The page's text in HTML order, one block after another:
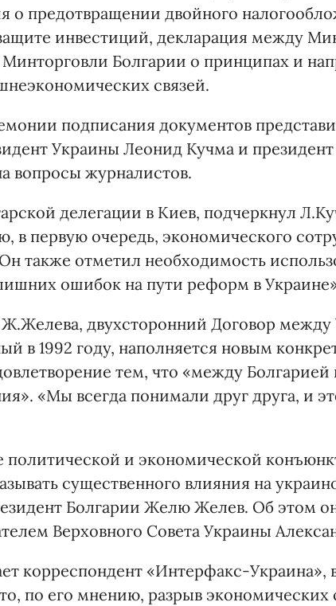
о предотвращении двойного
инвестиций, декларация между
Болгарии о принципах и
связей.
подписания документов
Украины Леонид Кучма и
вопросы журналистов.
делегации в Киев, подчеркнул
в первую очередь, экономического
также отметил необходимость
ошибок на пути реформ в
двухсторонний Договор между
в 1992 году, наполняется новым
тем, что «между
«Мы всегда понимали друг друга, и
политической и экономической
существенного влияния на
Болгарии Желю Желев. Об этом
Верховного Совета Украины
корреспондент «Интерфакс-
по его мнению, разрыв